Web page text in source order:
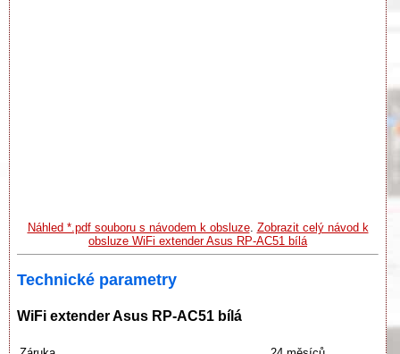
Náhled *.pdf souboru s návodem k obsluze. Zobrazit celý návod k
obsluze WiFi extender Asus RP-AC51 bílá
Technické parametry
WiFi extender Asus RP-AC51 bílá